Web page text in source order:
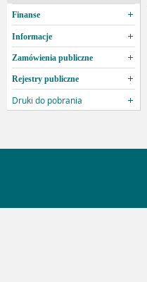
Finanse
Informacje
Zamówienia publiczne
Rejestry publiczne
Druki do pobrania